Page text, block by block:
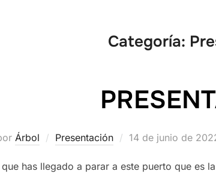
Categoría:
Árbol Presentación
Publicado
14 de junio de
has llegado a parar a este puerto que es